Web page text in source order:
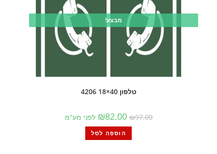
מבצע!
טלפון 40×18 4206
₪97.00
₪82.00 לפני מע"מ
הוספה לסל